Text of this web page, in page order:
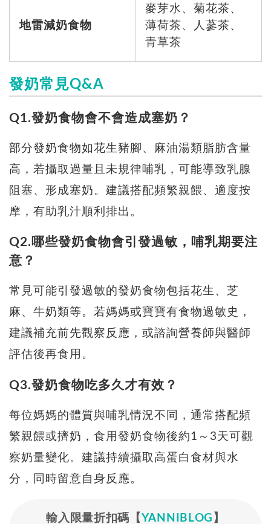
地雷減奶食物
麥芽水、菊花茶、
薄荷茶、人蔘茶、
青草茶
發奶常見Q&A
Q1.發奶食物會不會造成塞奶？
部分發奶食物如花生豬腳、麻油湯類脂肪含量
高，若攝取過量且未規律哺乳，可能導致乳腺
阻塞、形成塞奶。建議搭配頻繁親餵、適度按
摩，有助乳汁順利排出。
Q2.哪些發奶食物會引發過敏，哺乳期要注
意？
常見可能引發過敏的發奶食物包括花生、芝
麻、牛奶類等。若媽媽或寶寶有食物過敏史，
建議補充前先觀察反應，或諮詢營養師與醫師
評估後再食用。
Q3.發奶食物吃多久才有效？
每位媽媽的體質與哺乳情況不同，通常搭配頻
繁親餵或擠奶，食用發奶食物後約1～3天可觀
察奶量變化。建議持續攝取高蛋白食材與水
分，同時留意自身反應。
輸入限量折扣碼【 YANNIBLOG 】